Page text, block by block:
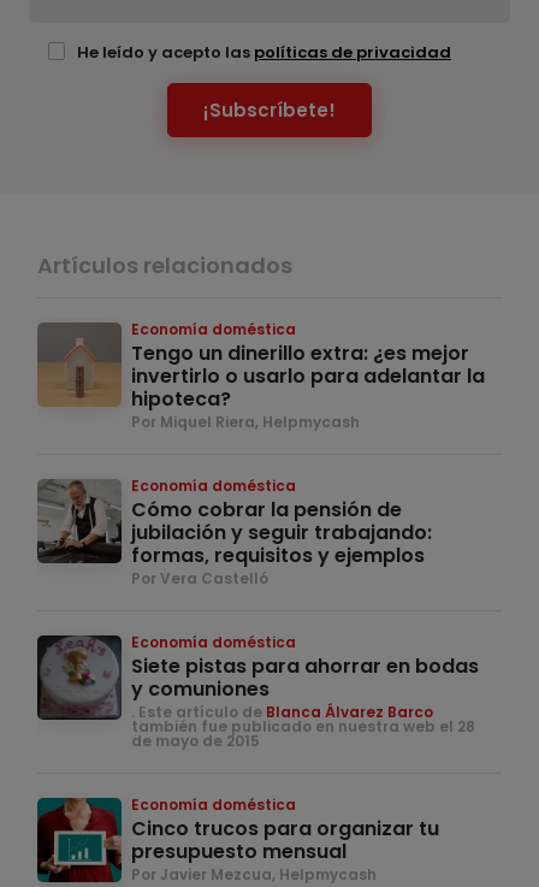
He leído y acepto las políticas de privacidad
¡Subscríbete!
Artículos relacionados
Economía doméstica
Tengo un dinerillo extra: ¿es mejor
invertirlo o usarlo para adelantar la
hipoteca?
Por Miquel Riera, Helpmycash
Economía doméstica
Cómo cobrar la pensión de
jubilación y seguir trabajando:
formas, requisitos y ejemplos
Por Vera Castelló
Economía doméstica
Siete pistas para ahorrar en bodas
y comuniones
. Este artículo de Blanca Álvarez Barco
también fue publicado en nuestra web el 28
de mayo de 2015
Economía doméstica
Cinco trucos para organizar tu
presupuesto mensual
Por Javier Mezcua, Helpmycash